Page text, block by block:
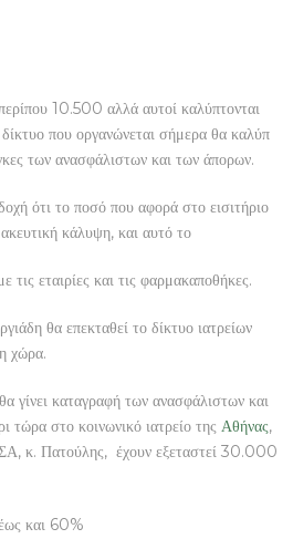
10.500 αλλά αυτοί καλύπτονται
που οργανώνεται σήμερα θα καλύπ
των ανασφάλιστων και των άπορων.
ότι το ποσό που αφορά στο εισιτήριο
κάλυψη, και αυτό το
εταιρίες και τις φαρμακαποθήκες.
θα επεκταθεί το δίκτυο ιατρείων
χώρα.
γίνει καταγραφή των ανασφάλιστων και
τώρα στο κοινωνικό ιατρείο της Αθήνας,
κ. Πατούλης, έχουν εξεταστεί 30.000
και 60%